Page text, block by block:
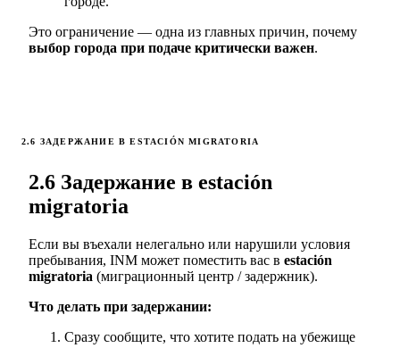
Это ограничение — одна из главных причин, почему
выбор города при подаче критически важен.
2.6 ЗАДЕРЖАНИЕ В ESTACIÓN MIGRATORIA
2.6 Задержание в estación
migratoria
Если вы въехали нелегально или нарушили условия
пребывания, INM может поместить вас в estación
migratoria (миграционный центр / задержник).
Что делать при задержании:
Сразу сообщите, что хотите подать на убежище